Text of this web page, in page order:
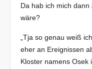
Da hab ich mich
wäre?
„Tja so genau weiß
eher an Ereignissen
Kloster namens Osek